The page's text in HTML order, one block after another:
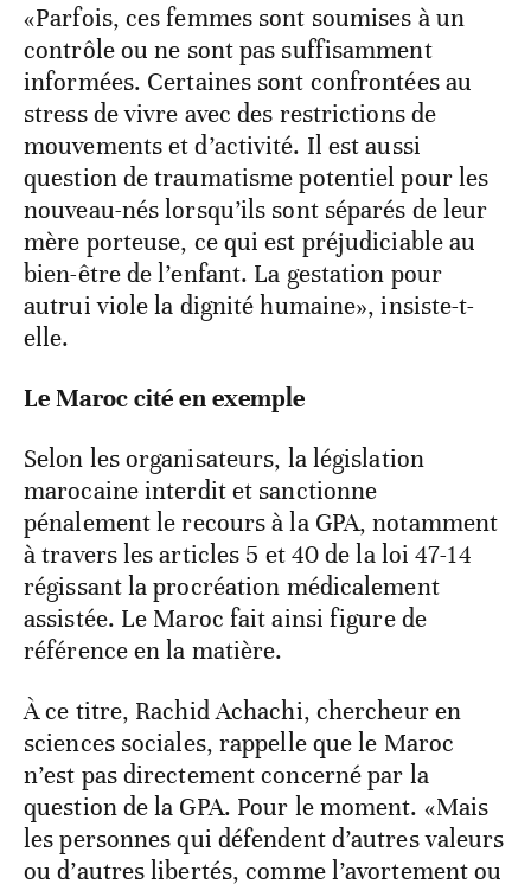
«Parfois, ces femmes sont soumises à un
contrôle ou ne sont pas suffisamment
informées. Certaines sont confrontées au
stress de vivre avec des restrictions de
mouvements et d’activité. Il est aussi
question de traumatisme potentiel pour les
nouveau-nés lorsqu’ils sont séparés de leur
mère porteuse, ce qui est préjudiciable au
bien-être de l’enfant. La gestation pour
autrui viole la dignité humaine», insiste-t-
elle.
Le Maroc cité en exemple
Selon les organisateurs, la législation
marocaine interdit et sanctionne
pénalement le recours à la GPA, notamment
à travers les articles 5 et 40 de la loi 47-14
régissant la procréation médicalement
assistée. Le Maroc fait ainsi figure de
référence en la matière.
À ce titre, Rachid Achachi, chercheur en
sciences sociales, rappelle que le Maroc
n’est pas directement concerné par la
question de la GPA. Pour le moment. «Mais
les personnes qui défendent d’autres valeurs
ou d’autres libertés, comme l’avortement ou